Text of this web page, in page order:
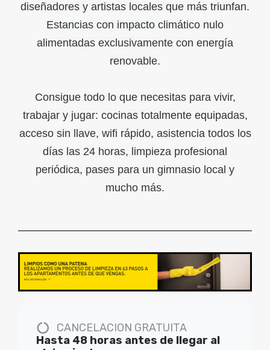
diseñadores y artistas locales que más triunfan.
Estancias con impacto climático nulo
alimentadas exclusivamente con energía
renovable.
Consigue todo lo que necesitas para vivir,
trabajar y jugar: cocinas totalmente equipadas,
acceso sin llave, wifi rápido, asistencia todos los
días las 24 horas, limpieza profesional
periódica, pases para un gimnasio local y
mucho más.
CANCELACION GRATUITA
Hasta 48 horas antes de llegar al